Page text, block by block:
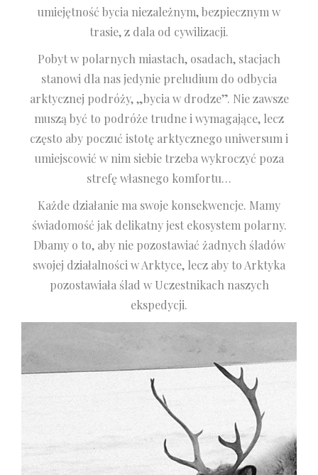
umiejętność bycia niezależnym, bezpiecznym w
trasie, z dala od cywilizacji.
Pobyt w polarnych miastach, osadach, stacjach
stanowi dla nas jedynie preludium do odbycia
arktycznej podróży, „bycia w drodze”. Nie zawsze
muszą być to podróże trudne i wymagające, lecz
często aby poczuć istotę arktycznego uniwersum i
umiejscowić w nim siebie trzeba wykroczyć poza
strefę własnego komfortu…
Każde działanie ma swoje konsekwencje. Mamy
świadomość jak delikatny jest ekosystem polarny.
Dbamy o to, aby nie pozostawiać żadnych śladów
swojej działalności w Arktyce, lecz aby to Arktyka
pozostawiała ślad w Uczestnikach naszych
ekspedycji.